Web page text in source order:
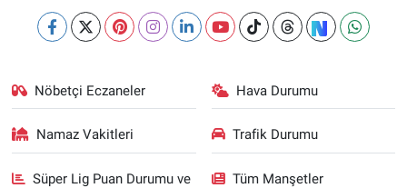
Nöbetçi Eczaneler Hava Durumu
Namaz Vakitleri Trafik Durumu
Süper Lig Puan Durumu ve
Tüm Manşetler